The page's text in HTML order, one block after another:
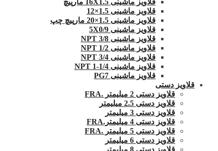
قلاویز ماشینی 16X1.5 مارپیچ
قلاویز ماشینی 1.5×12
قلاویز ماشینی 1.5×20 مارپیچ چپ
قلاویز ماشینی 5X0/9
قلاویز ماشینی 3/8 NPT
قلاویز ماشینی 1/2 NPT
قلاویز ماشینی 3/4 NPT
قلاویز ماشینی 1/4-1 NPT
قلاویز ماشینی PG7
قلاویز دستی
قلاویز دستی 2 میلیمتر .FRA
قلاویز دستی 2.5 میلیمتر
قلاویز دستی 3 میلیمتر
قلاویز دستی 4 میلیمتر.FRA
قلاویز دستی 5 میلیمتر .FRA
قلاویز دستی 6 میلیمتر